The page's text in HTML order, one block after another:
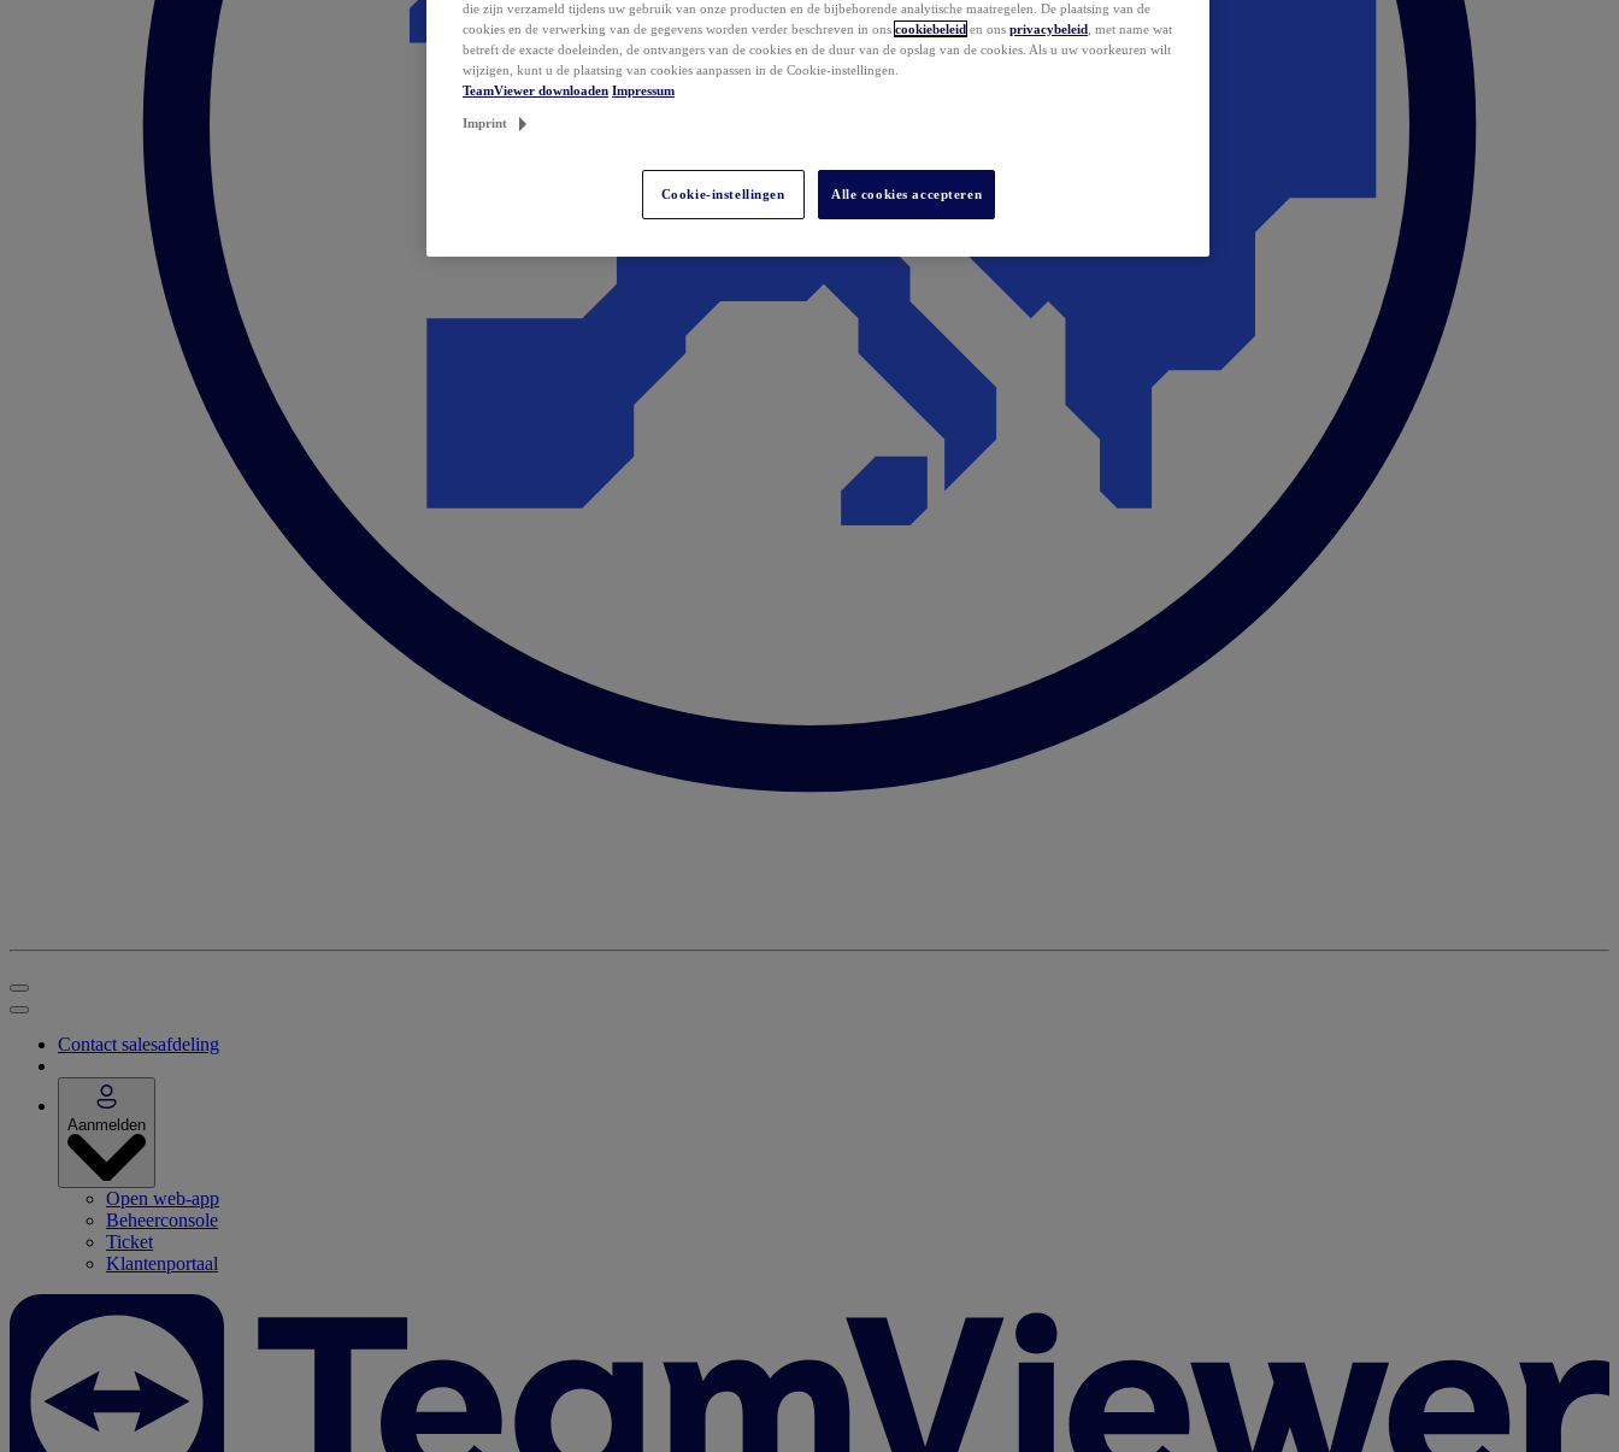
Contact salesafdeling
Aanmelden
Open web-app
Beheerconsole
Ticket
Klantenportaal
die zijn verzameld tijdens uw gebruik van onze producten en de bijbehorende analytische maatregelen. De plaatsing van de
cookies en de verwerking van de gegevens worden verder beschreven in ons cookiebeleid en ons privacybeleid , met name wat
betreft de exacte doeleinden, de ontvangers van de cookies en de duur van de opslag van de cookies. Als u uw voorkeuren wilt
wijzigen, kunt u de plaatsing van cookies aanpassen in de Cookie-instellingen.
TeamViewer downloaden Impressum
Imprint
Cookie-instellingen Alle cookies accepteren